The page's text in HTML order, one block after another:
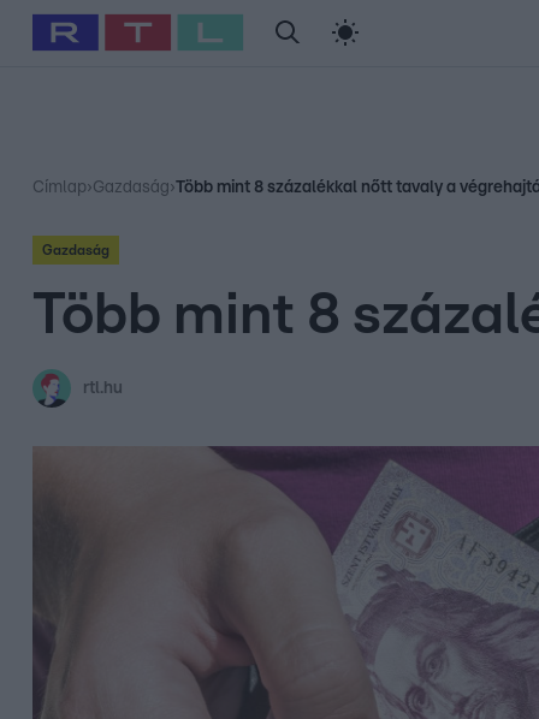
Babits Marcella Szellő István Most Wanted
Címlap›Gazdaság›Több mint 8 százalékkal nőtt tavaly a
Gazdaság
Több mint 8
rtl.hu